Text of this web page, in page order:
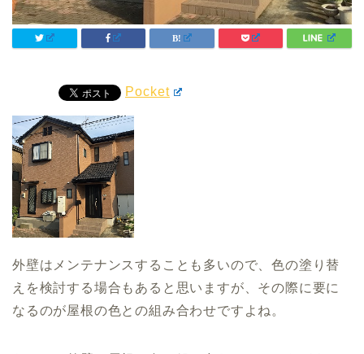
Pocket
外壁はメンテナンスすることも多いので、色の塗り替
えを検討する場合もあると思いますが、その際に要に
なるのが屋根の色との組み合わせですよね。